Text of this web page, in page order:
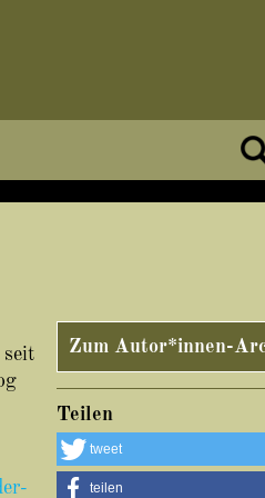
Zum Autor*innen-
Teilen
tweet
teilen